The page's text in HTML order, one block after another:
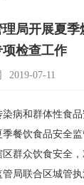
局开展夏
项检查工作
2019-07-11
和群体性食品
餐饮食品安全
群众饮食安全，
局联合区城管